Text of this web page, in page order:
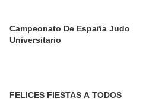
Campeonato De España Judo
Universitario
FELICES FIESTAS A TODOS